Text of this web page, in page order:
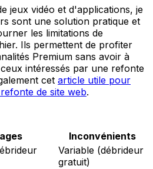
jeux vidéo et d'applications, je
sont une solution pratique et
les limitations de
Ils permettent de profiter
Premium sans avoir à
intéressés par une refonte
cet article utile pour
de site web.
Inconvénients
Variable (débrideur
gratuit)